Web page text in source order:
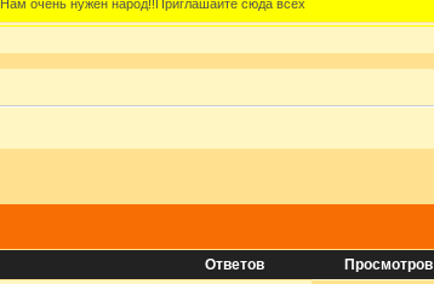
Нам очень нужен народ!!Приглашайте сюда всех
Ответов Просмотров